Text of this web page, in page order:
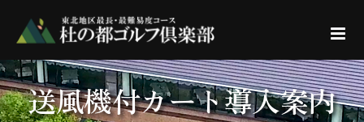
送風機付カート導入案内